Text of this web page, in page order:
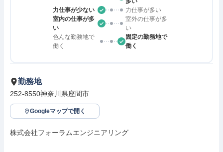
力仕事が少ない
力仕事が多い
室内の仕事が多
い
室外の仕事が多
い
色んな勤務地で
働く
固定の勤務地で
働く
勤務地
252-8550神奈川県座間市
Googleマップで開く
株式会社フォーラムエンジニアリング